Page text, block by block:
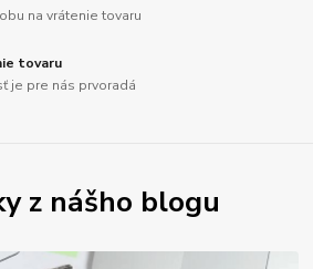
na vrátenie tovaru
tovaru
je pre nás prvoradá
z nášho blogu